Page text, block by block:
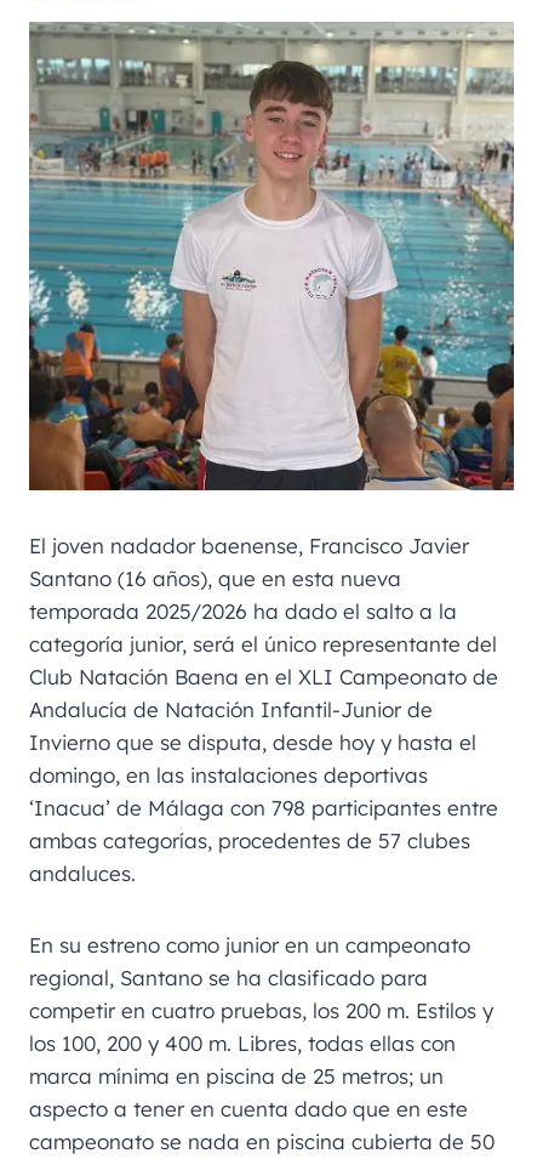
El joven nadador baenense, Francisco Javier
Santano (16 años), que en esta nueva
temporada 2025/2026 ha dado el salto a la
categoría junior, será el único representante del
Club Natación Baena en el XLI Campeonato de
Andalucía de Natación Infantil-Junior de
Invierno que se disputa, desde hoy y hasta el
domingo, en las instalaciones deportivas
‘Inacua’ de Málaga con 798 participantes entre
ambas categorías, procedentes de 57 clubes
andaluces.
En su estreno como junior en un campeonato
regional, Santano se ha clasificado para
competir en cuatro pruebas, los 200 m. Estilos y
los 100, 200 y 400 m. Libres, todas ellas con
marca mínima en piscina de 25 metros; un
aspecto a tener en cuenta dado que en este
campeonato se nada en piscina cubierta de 50